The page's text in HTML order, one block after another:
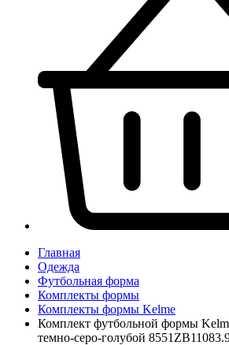
Главная
Одежда
Футбольная форма
Комплекты формы
Комплекты формы Kelme
Комплект футбольной формы
темно-серо-голубой